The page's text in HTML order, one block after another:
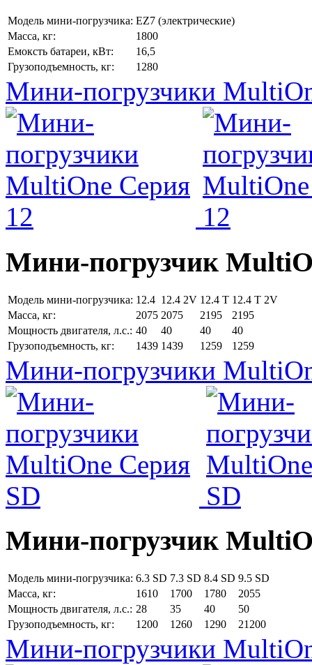
Модель мини-погрузчика: EZ7 (электрические)
Масса, кг:
1800
Емоксть батареи, кВт:
16,5
Грузоподъемность, кг:
1280
Мини-погрузчики
Мини-погрузчик
Модель мини-погрузчика: 12.4 12.4 2V 12.4 T 12.4 T 2V
Масса, кг:
2075 2075 2195
2195
Мощность двигателя, л.с.: 40 40 40
40
Грузоподъемность, кг:
1439 1439 1259 1259
Мини-погрузчики
Мини-погрузчик
Модель мини-погрузчика: 6.3 SD 7.3 SD 8.4 SD 9.5 SD
Масса, кг:
1610 1700 1780
2055
Мощность двигателя, л.с.: 28 35 40
50
Грузоподъемность, кг:
1200 1260 1290 21200
Мини-погрузчики